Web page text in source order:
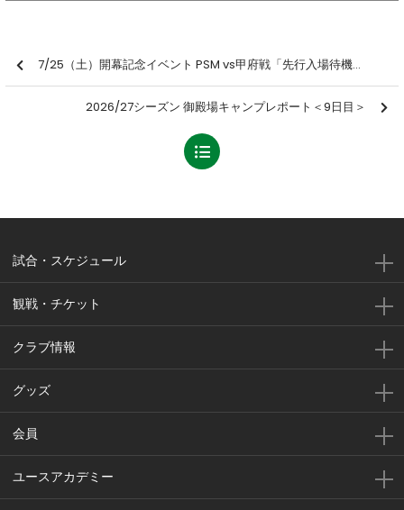
7/25（土）開幕記念イベント PSM vs甲府戦「先行入場待機列抽選」のお知らせ
2026/27シーズン 御殿場キャンプレポート＜9日目＞
試合・スケジュール
観戦・チケット
クラブ情報
グッズ
会員
ユースアカデミー